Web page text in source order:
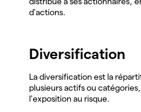
d'actions.
Diversification
La diversification est la
plusieurs actifs ou
l'exposition au risque.